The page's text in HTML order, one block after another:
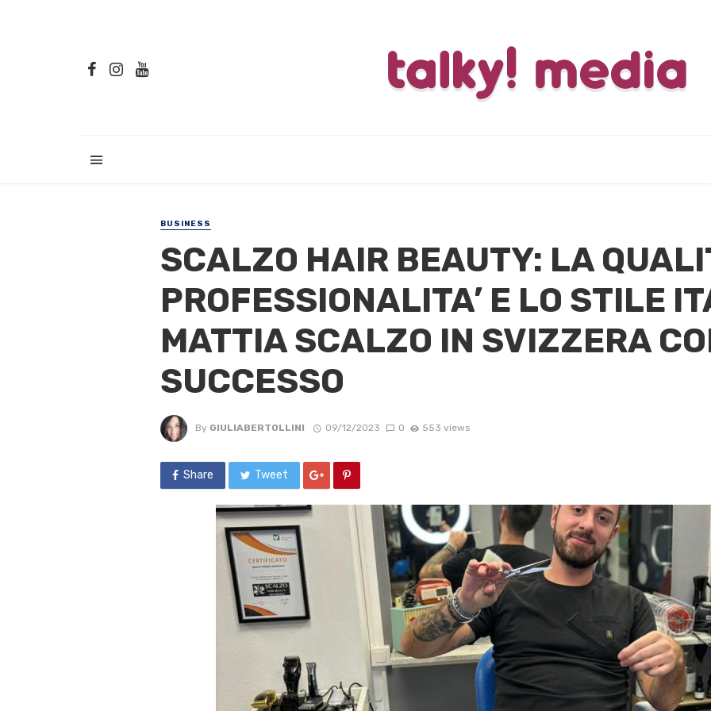
BUSINESS
SCALZO HAIR BEAUTY: LA
PROFESSIONALITA’ E LO STILE
MATTIA SCALZO IN SVIZZERA
SUCCESSO
By GIULIABERTOLLINI 09/12/2023 0 553 views
Share Tweet